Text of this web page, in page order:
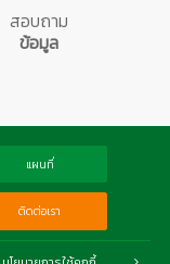
สอบถาม
ข้อมูล
แผนที่
ติดต่อเรา